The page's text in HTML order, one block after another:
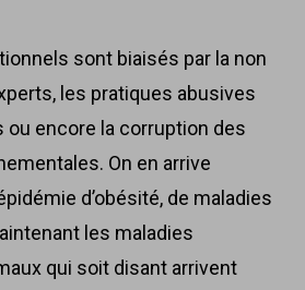
sont biaisés par la non
les pratiques abusives
ou encore la corruption des
On en arrive
d’obésité, de maladies
les maladies
qui soit disant arrivent